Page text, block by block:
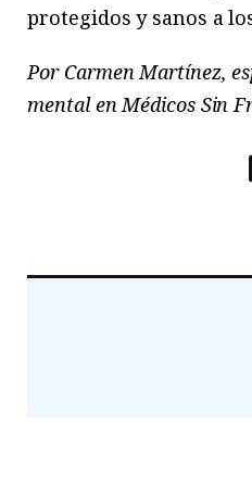
protegidos y sanos a
Por Carmen Martínez,
mental en Médicos Sin